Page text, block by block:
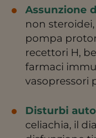
Assunzione
non
pompa
recettori H,
farmaci
vasopressori
Disturbi
celiachia, il